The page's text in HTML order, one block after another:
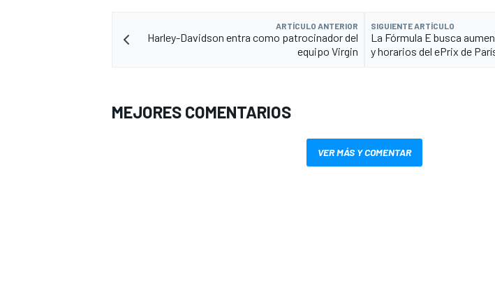
ARTÍCULO ANTERIOR
Harley-Davidson entra como patrocinador del
equipo Virgin
SIGUIENTE ARTÍCULO
La Fórmula E busca
y horarios del ePrix de
MEJORES COMENTARIOS
VER MÁS Y COMENTAR